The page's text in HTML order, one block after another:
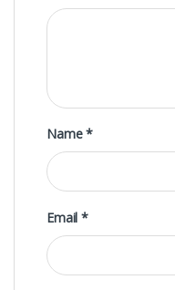
Name*
Email*